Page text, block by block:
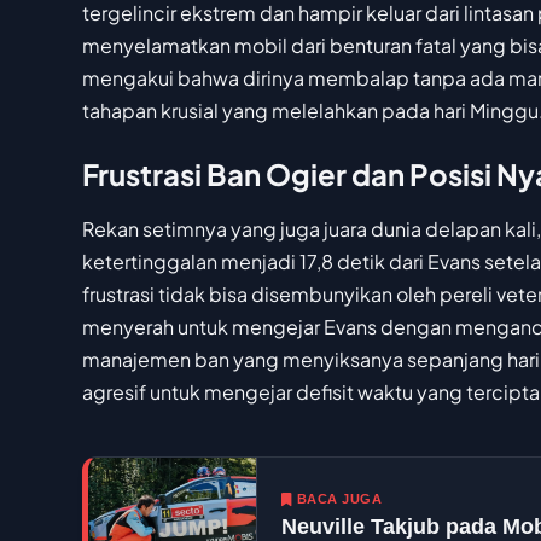
tergelincir ekstrem dan hampir keluar dari
menyelamatkan mobil dari benturan fatal yang
mengakui bahwa dirinya membalap tanpa ada
tahapan krusial yang melelahkan pada hari
Frustrasi Ban Ogier dan Posisi
Rekan setimnya yang juga juara dunia delapan
ketertinggalan menjadi 17,8 detik dari Evans
frustrasi tidak bisa disembunyikan oleh pereli
menyerah untuk mengejar Evans dengan
manajemen ban yang menyiksanya sepanjang
agresif untuk mengejar defisit waktu yang
BACA JUGA
Neuville Takjub pada